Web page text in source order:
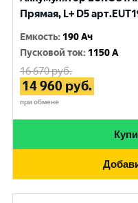
Прямая, L+ D5
Емкость: 190 Ач
Пусковой ток: 1150 A
16 670руб.
14 960 руб.
при обмене